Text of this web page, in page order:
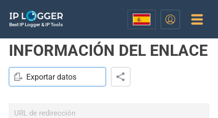
Best IP Logger & IP Tools
INFORMACIÓN DEL ENLACE
Exportar datos
URL de redirección